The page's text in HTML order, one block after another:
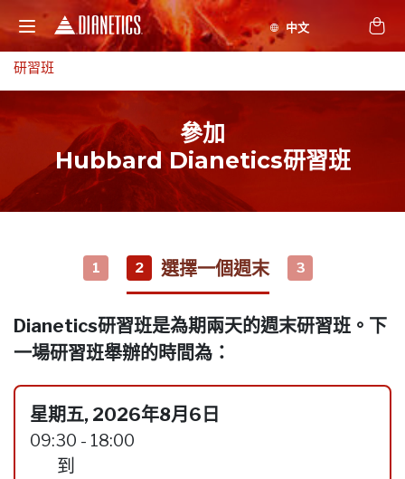
研習班
參加
Hubbard Dianetics研習班
1 2 選擇一個週末 3
Dianetics研習班是為期兩天的週末研習班。下
一場研習班舉辦的時間為：
星期五, 2026年8月6日
09:30 - 18:00
到